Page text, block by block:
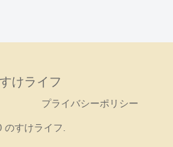
けライフ
プライバシーポリシー
すけライフ.